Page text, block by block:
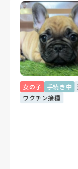
女の子 手続き中
ワクチン接種